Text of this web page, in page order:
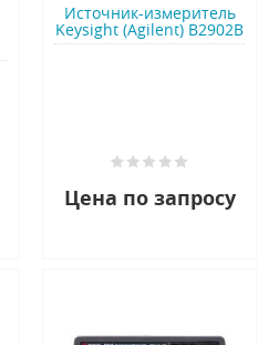
Источник-измеритель
Keysight (Agilent) B2902B
Цена по запросу